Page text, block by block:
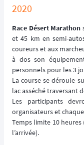
2020
Race Désert Marathon
et 45 km en semi-
coureurs et aux
à dos son
personnels pour les 3
La course se déroule
lac asséché traversant
Les participants
organisateurs et
Temps limite 10 heures
l’arrivée).